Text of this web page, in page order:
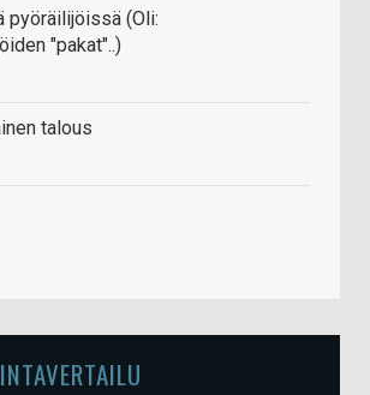
pyöräilijöissä (Oli:
"pakat"..)
talous